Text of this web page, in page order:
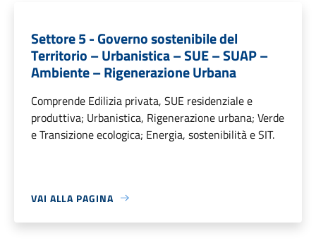
Settore 5 - Governo sostenibile del
Territorio – Urbanistica – SUE – SUAP –
Ambiente – Rigenerazione Urbana
Comprende Edilizia privata, SUE residenziale e
produttiva; Urbanistica, Rigenerazione urbana; Verde
e Transizione ecologica; Energia, sostenibilità e SIT.
VAI ALLA PAGINA